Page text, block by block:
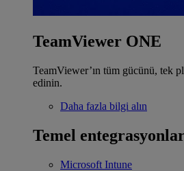
TeamViewer ONE
TeamViewer’ın tüm gücünü, tek
edinin.
Daha fazla bilgi alın
Temel entegrasyonlar
Microsoft Intune